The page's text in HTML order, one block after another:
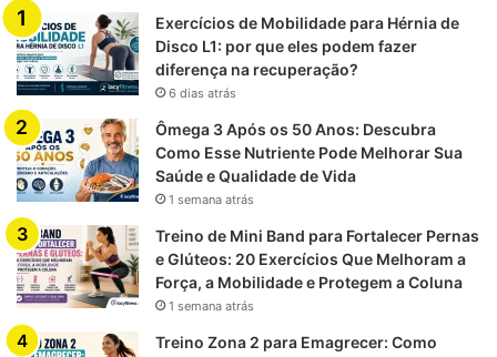
sensação de “estar fazendo algo bom” para o corpo,
mas se o hábito de treino / estímulo não existir, o
risco é gastar dinheiro e recursos sem resultado
significativo — e ainda lidar com efeitos de peso ou
retenção que talvez não se queira.
Conclusão: é prejudicial tomar
creatina sem fazer exercícios
físicos?
Em resumo, a resposta énão necessariamente
Exercícios de Mobilidade para Hérnia de
Disco L1: por que eles podem fazer
diferença na recuperação?
6 dias atrás
Ômega 3 Após os 50 Anos: Descubra
Como Esse Nutriente Pode Melhorar Sua
Saúde e Qualidade de Vida
1 semana atrás
Treino de Mini Band para Fortalecer Pernas
e Glúteos: 20 Exercícios Que Melhoram a
Força, a Mobilidade e Protegem a Coluna
1 semana atrás
Treino Zona 2 para Emagrecer: Como